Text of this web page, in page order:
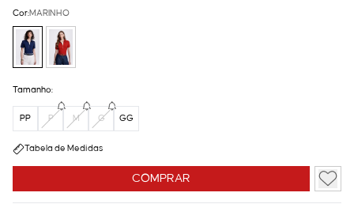
COMPRAR
Cor:MARINHO
Tamanho:
PP P M G GG
Tabela de Medidas